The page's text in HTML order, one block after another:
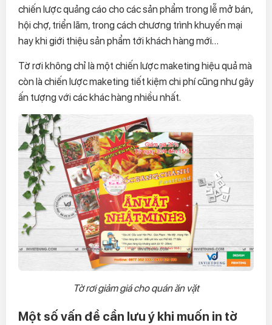
chiến lược quảng cáo cho các sản phẩm trong lễ mở bán,
hội chợ, triển lãm, trong cách chương trình khuyến mại
hay khi giới thiệu sản phẩm tới khách hàng mới…
Tờ rơi không chỉ là một chiến lược maketing hiệu quả mà
còn là chiến lược maketing tiết kiệm chi phí cũng như gây
ấn tượng với các khác hàng nhiều nhất.
Tờ rơi giảm giá cho quán ăn vặt
Một số vấn đề cần lưu ý khi muốn in tờ